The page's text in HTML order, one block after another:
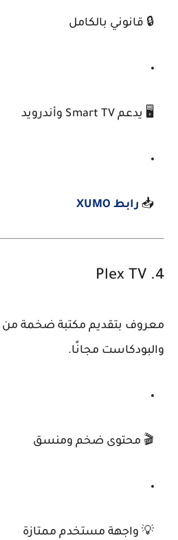
🔒 قانوني بالكامل
🖥️ يدعم Smart TV وأندرويد
📥 رابط XUMO
4.
Plex TV
معروف بتقديم مكتبة ضخمة من
والبودكاست مجانًا.
🎬 محتوى ضخم ومنسق
💡 واجهة مستخدم ممتازة